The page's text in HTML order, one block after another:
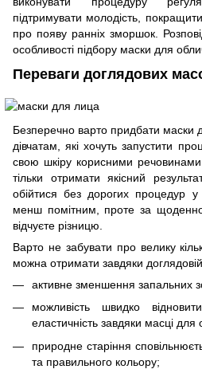
підтримувати молодість,
про появу ранніх зморшок.
особливості підбору маски для
Переваги доглядових
Безперечно варто придбати маски
дівчатам, які хочуть запустити
свою шкіру корисними
тільки отримати якісний
обійтися без дорогих процедур
менш помітним, проте за
відчуєте різницю.
Варто не забувати про велику
можна отримати завдяки
активне зменшення запальних
можливість швидко
еластичність завдяки масці для
природне старіння
та правильного кольору;